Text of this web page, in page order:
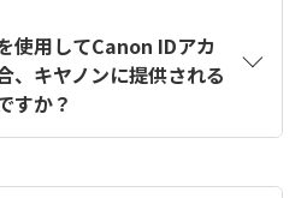
法は【カメラ】Canon IDとは
IDの作成方法は？をご確認く
使用してCanon IDアカ
、キヤノンに提供される
すか？